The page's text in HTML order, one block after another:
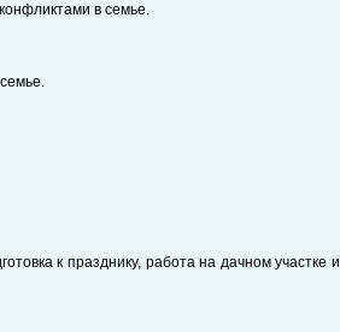
в семье.
к празднику, работа на дачном участке и